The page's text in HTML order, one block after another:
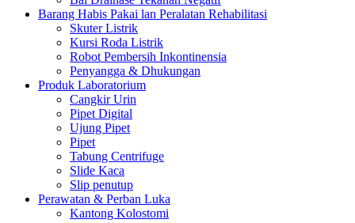
Barang Habis Pakai lan Peralatan Rehabilitasi
Skuter Listrik
Kursi Roda Listrik
Robot Pembersih Inkontinensia
Penyangga & Dhukungan
Produk Laboratorium
Cangkir Urin
Pipet Digital
Ujung Pipet
Pipet
Tabung Centrifuge
Slide Kaca
Slip penutup
Perawatan & Perban Luka
Kantong Kolostomi